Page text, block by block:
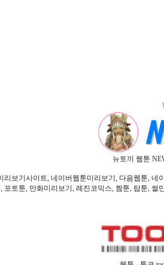
뉴토끼 웹툰
리보기사이트, 네이버웹툰미리보기, 다음웹툰,
포토툰, 만화미리보기, 레진코믹스, 짬툰, 탑툰, 썰